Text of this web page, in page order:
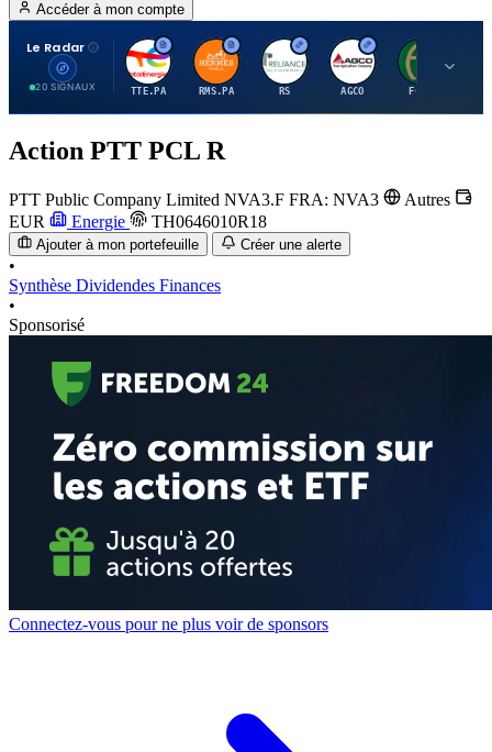
Accéder à mon compte
Le Radar
20 SIGNAUX
T
TTE.PA
H
RMS.PA
R
RS
A
AGCO FCFS
Action PTT PCL R
PTT Public Company Limited NVA3.F FRA: NVA3
Autres
EUR
Energie TH0646010R18
Ajouter à mon portefeuille Créer une alerte
•
Synthèse Dividendes Finances
•
Sponsorisé
Connectez-vous pour ne plus voir de sponsors